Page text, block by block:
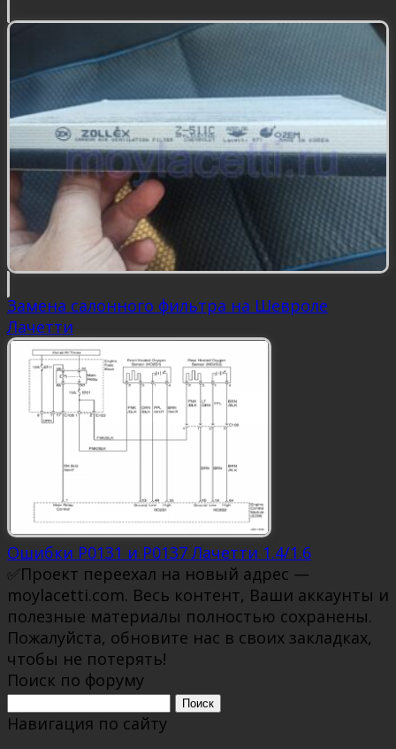
Замена салонного фильтра на Шевроле
Лачетти
Ошибки P0131 и P0137 Лачетти 1.4/1.6
✅Проект переехал на новый адрес —
moylacetti.com. Весь контент, Ваши аккаунты и
полезные материалы полностью сохранены.
Пожалуйста, обновите нас в своих закладках,
чтобы не потерять!
Поиск по форуму
Поиск:
Навигация по сайту